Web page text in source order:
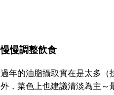
慢慢調整飲食
過年的油脂攝取實在是太多（
外，菜色上也建議清淡為主～